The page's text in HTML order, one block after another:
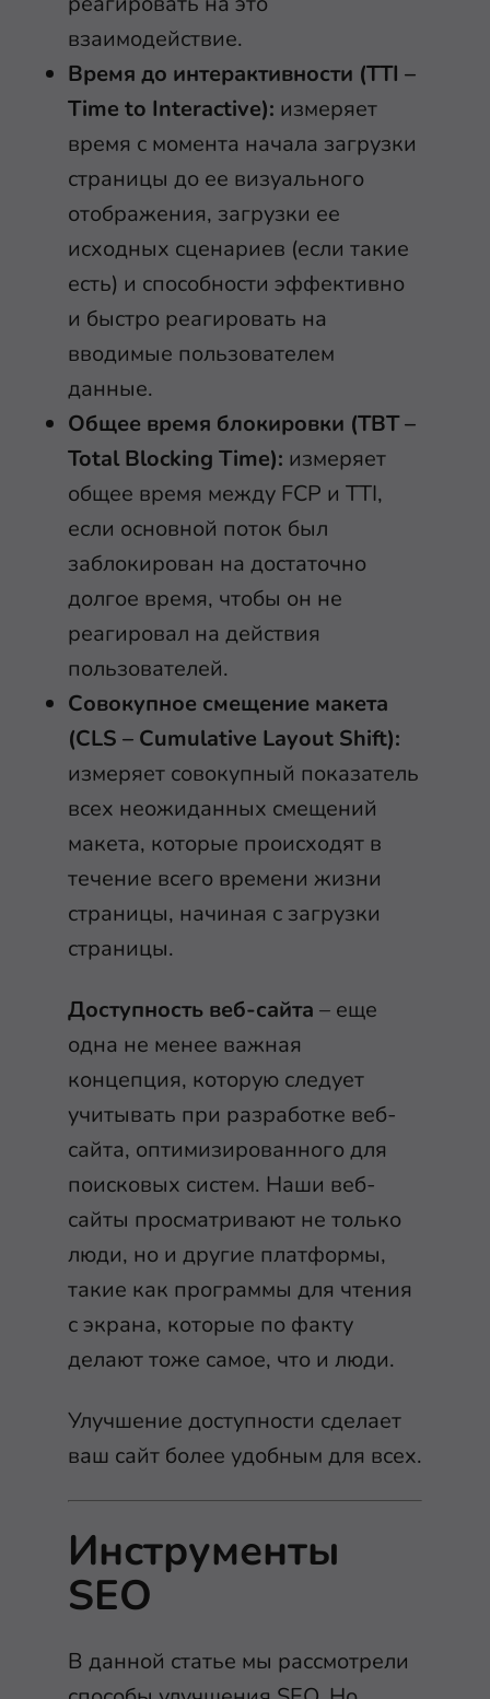
взаимодействие.
Время до интерактивности (TTI –
Time to Interactive): измеряет
время с момента начала загрузки
страницы до ее визуального
отображения, загрузки ее
исходных сценариев (если такие
есть) и способности эффективно
и быстро реагировать на
вводимые пользователем
данные.
Общее время блокировки (TBT –
Total Blocking Time): измеряет
общее время между FCP и TTI,
если основной поток был
заблокирован на достаточно
долгое время, чтобы он не
реагировал на действия
пользователей.
Совокупное смещение макета
(CLS – Cumulative Layout Shift):
измеряет совокупный показатель
всех неожиданных смещений
макета, которые происходят в
течение всего времени жизни
страницы, начиная с загрузки
страницы.
Доступность веб-сайта – еще
одна не менее важная
концепция, которую следует
учитывать при разработке веб-
сайта, оптимизированного для
поисковых систем. Наши веб-
сайты просматривают не только
люди, но и другие платформы,
такие как программы для чтения
с экрана, которые по факту
делают тоже самое, что и люди.
Улучшение доступности сделает
ваш сайт более удобным для всех.
Инструменты
SEO
В данной статье мы рассмотрели